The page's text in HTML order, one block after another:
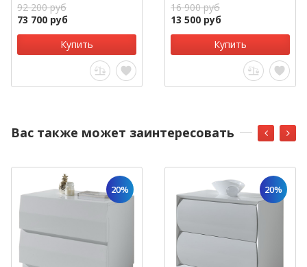
92 200 руб
73 700 руб
Купить
16 900 руб
13 500 руб
Купить
Вас также может заинтересовать
20% 20%